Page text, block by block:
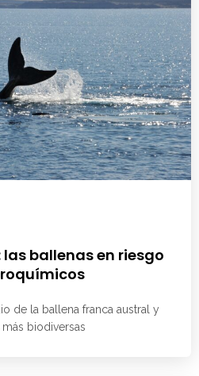
ballenas en riesgo
de la ballena franca austral y
biodiversas